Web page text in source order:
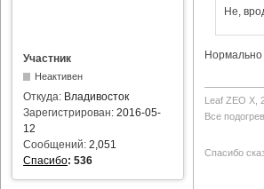
Участник
Неактивен
Откуда: Владивосток
Зарегистрирован: 2016-05-
12
Сообщений: 2,051
Спасибо: 536
Не,
Нормально
Leaf ZEO Х,
Все
Спасибо